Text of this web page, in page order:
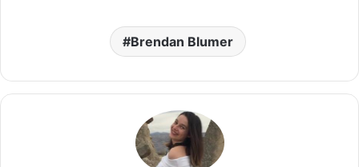
Brendan Blumer